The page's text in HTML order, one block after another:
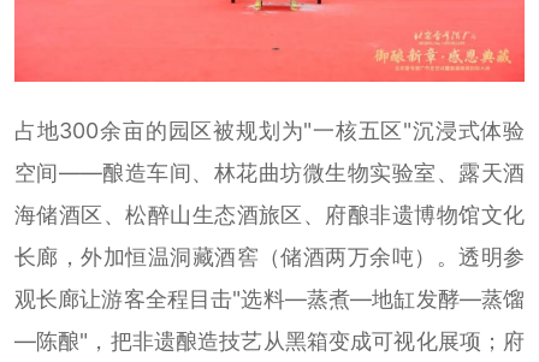
占地300余亩的园区被规划为"一核五区"沉浸式体验
空间——酿造车间、林花曲坊微生物实验室、露天酒
海储酒区、松醉山生态酒旅区、府酿非遗博物馆文化
长廊，外加恒温洞藏酒窖（储酒两万余吨）。透明参
观长廊让游客全程目击"选料—蒸煮—地缸发酵—蒸馏
—陈酿"，把非遗酿造技艺从黑箱变成可视化展项；府